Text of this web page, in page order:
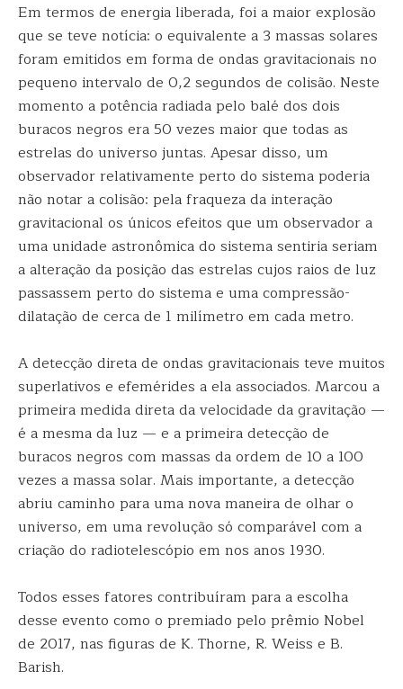
Em termos de energia liberada, foi a maior explosão
que se teve notícia: o equivalente a 3 massas solares
foram emitidos em forma de ondas gravitacionais no
pequeno intervalo de 0,2 segundos de colisão. Neste
momento a potência radiada pelo balé dos dois
buracos negros era 50 vezes maior que todas as
estrelas do universo juntas. Apesar disso, um
observador relativamente perto do sistema poderia
não notar a colisão: pela fraqueza da interação
gravitacional os únicos efeitos que um observador a
uma unidade astronômica do sistema sentiria seriam
a alteração da posição das estrelas cujos raios de luz
passassem perto do sistema e uma compressão-
dilatação de cerca de 1 milímetro em cada metro.
A detecção direta de ondas gravitacionais teve muitos
superlativos e efemérides a ela associados. Marcou a
primeira medida direta da velocidade da gravitação —
é a mesma da luz — e a primeira detecção de
buracos negros com massas da ordem de 10 a 100
vezes a massa solar. Mais importante, a detecção
abriu caminho para uma nova maneira de olhar o
universo, em uma revolução só comparável com a
criação do radiotelescópio em nos anos 1930.
Todos esses fatores contribuíram para a escolha
desse evento como o premiado pelo prêmio Nobel
de 2017, nas figuras de K. Thorne, R. Weiss e B.
Barish.